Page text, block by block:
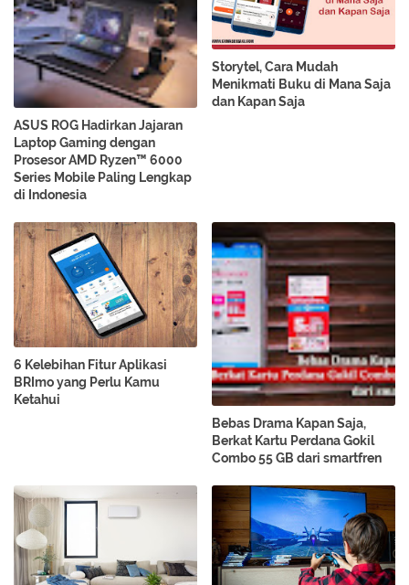
ASUS ROG Hadirkan Jajaran
Laptop Gaming dengan
Prosesor AMD Ryzen™ 6000
Series Mobile Paling Lengkap
di Indonesia
Storytel, Cara Mudah
Menikmati Buku di Mana Saja
dan Kapan Saja
6 Kelebihan Fitur Aplikasi
BRImo yang Perlu Kamu
Ketahui
Bebas Drama Kapan Saja,
Berkat Kartu Perdana Gokil
Combo 55 GB dari smartfren